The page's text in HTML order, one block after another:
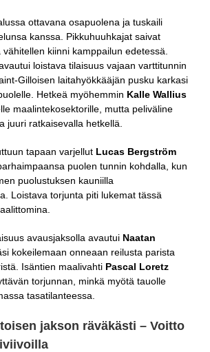
ottavana osapuolena ja tuskaili
kanssa. Pikkuhuuhkajat saivat
kiinni kamppailun edetessä.
loistava tilaisuus vajaan varttitunnin
Gilloisen laitahyökkääjän pusku karkasi
Hetkeä myöhemmin Kalle Wallius
maalintekosektorille, mutta peliväline
juuri ratkaisevalla hetkellä.
tapaan varjellut Lucas Bergström
puolen tunnin kohdalla, kun
puolustuksen kauniilla
Loistava torjunta piti lukemat tässä
avausjaksolla avautui Naatan
kokeilemaan onneaan reilusta parista
Isäntien maalivahti Pascal Loretz
torjunnan, minkä myötä tauolle
tasatilanteessa.
jakson räväkästi – Voitto